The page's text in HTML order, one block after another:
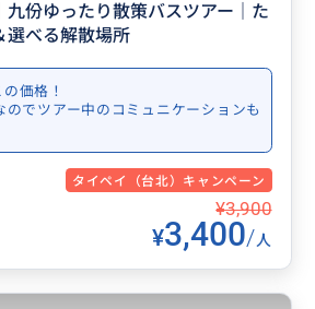
九份ゆったり散策バスツアー｜た
選べる解散場所
価格！
のでツアー中のコミュニケーションも
タイペイ（台北）キャンペーン
¥3,900
¥3,400/人